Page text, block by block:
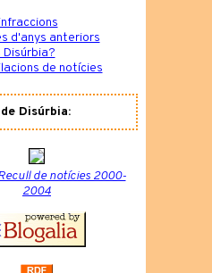
d'anys anteriors
Disúrbia?
de notícies
Disúrbia:
de notícies 2000-
2004